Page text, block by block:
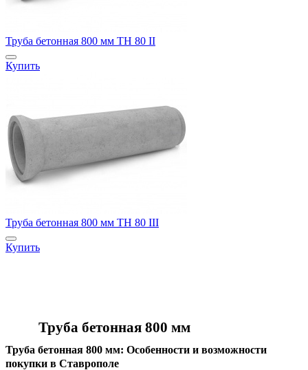
Труба бетонная 800 мм ТН 80 II
Купить
Труба бетонная 800 мм ТН 80 III
Купить
Труба бетонная 800 мм
Труба бетонная 800 мм: Особенности и возможности
покупки в Ставрополе